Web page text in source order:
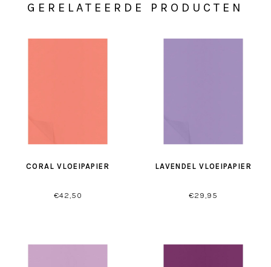
GERELATEERDE PRODUCTEN
CORAL VLOEIPAPIER
€42,50
LAVENDEL VLOEIPAPIER
€29,95